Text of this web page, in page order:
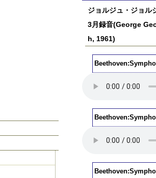
ジョルジュ・ジョル
3月録音(George
h, 1961)